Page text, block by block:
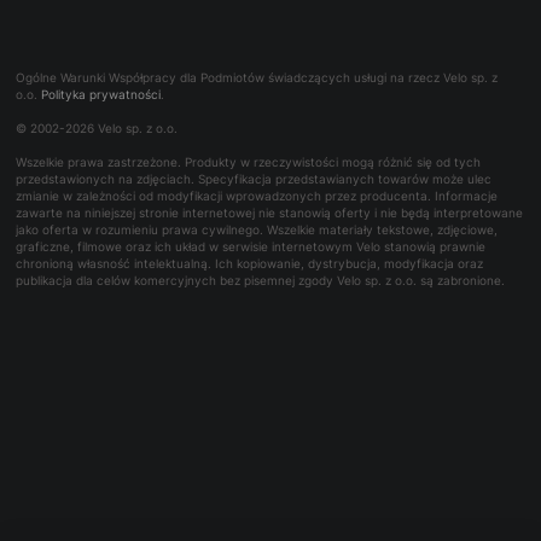
Trening
Rowerowe bony towarowe
Kontakt dla mediów
Reklamacje i naprawy
Wynajem
Ogólne Warunki Współpracy dla Podmiotów świadczących usługi na rzecz Velo sp. z
o.o. Polityka prywatności
© 2002-2026 Velo sp. z o.o.
Wszelkie prawa zastrzeżone. Produkty w rzeczywistości mogą różnić się od tych
przedstawionych na zdjęciach. Specyfikacja przedstawianych towarów może ulec
zmianie w zależności od modyfikacji wprowadzonych przez producenta. Informacje
zawarte na niniejszej stronie internetowej nie stanowią oferty i nie będą interpretowane
jako oferta w rozumieniu prawa cywilnego. Wszelkie materiały tekstowe, zdjęciowe,
graficzne, filmowe oraz ich układ w serwisie internetowym Velo stanowią prawnie
chronioną własność intelektualną. Ich kopiowanie, dystrybucja, modyfikacja oraz
publikacja dla celów komercyjnych bez pisemnej zgody Velo sp. z o.o. są zabronione.